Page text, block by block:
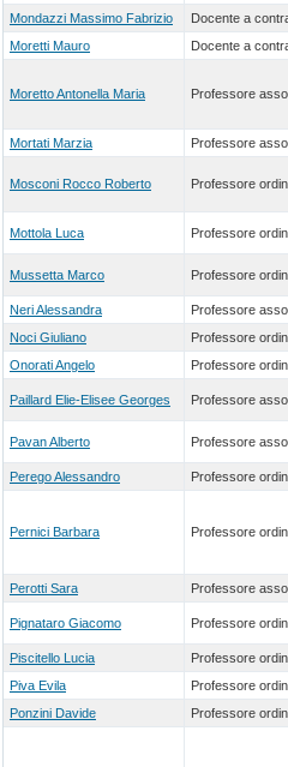
Mondazzi Massimo Fabrizio
Docente a
Moretti Mauro
Docente a
Moretto Antonella Maria Professore
Mortati Marzia Professore
Mosconi Rocco Roberto Professore
Mottola Luca Professore
Mussetta Marco Professore
Neri Alessandra
Professore
Noci Giuliano
Professore
Onorati Angelo
Professore
Paillard Elie-Elisee Georges Professore
Pavan Alberto Professore
Perego Alessandro Professore
Pernici Barbara Professore
Perotti Sara Professore
Pignataro Giacomo Professore
Piscitello Lucia
Professore
Piva Evila
Professore
Ponzini Davide
Professore